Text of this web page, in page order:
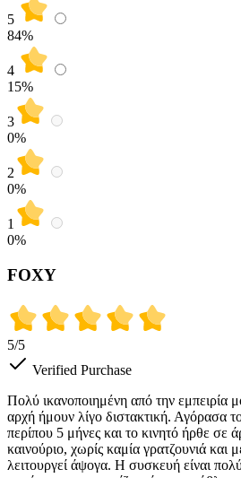
5
84%
4
15%
3
0%
2
0%
1
0%
FOXY
5/5
Verified Purchase
Πολύ ικανοποιημένη από την εμπειρία
αρχή ήμουν λίγο διστακτική. Αγόρασα
περίπου 5 μήνες και το κινητό ήρθε σε
καινούριο, χωρίς καμία γρατζουνιά και
λειτουργεί άψογα. Η συσκευή είναι